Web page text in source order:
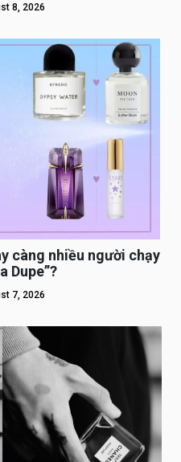
8, 2026
càng nhiều người chạy
Dupe”?
7, 2026